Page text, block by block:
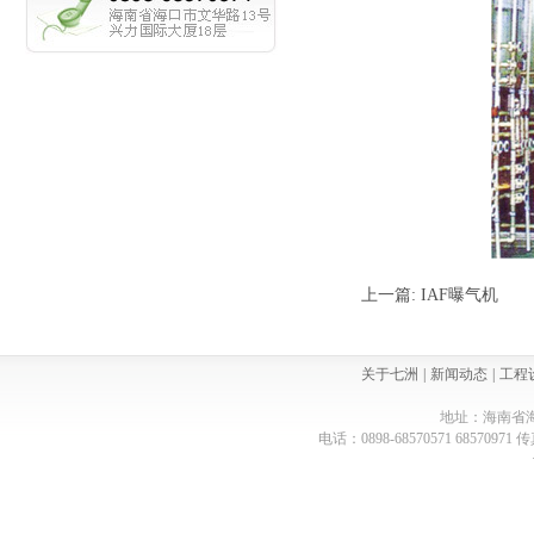
上一篇: IAF曝气机
关于七洲 新闻动态 工程
地址：海南省
电话：0898-68570571 68570971